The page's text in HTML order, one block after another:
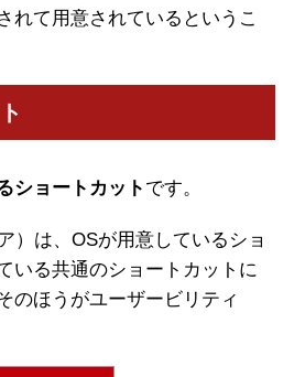
れて用意されているというこ
ショートカット です。
）は、OSが用意しているショ
いる共通のショートカットに
のほうがユーザービリティ